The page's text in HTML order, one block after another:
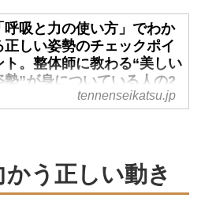
出ることがあるといいます。今
は、姿勢のくずれが引き起こす
の不調と、自然と調和した姿
の考え方をご紹介します。
『天然生活』2025年6月号掲
web
体師の片寄陽平さんに、美しい
勢のつくり方についてうかがい
した。姿勢を整えるカギは意外
も「踏み圧」にあるといいま
年6月号掲載）
呼吸と力の使い方」でわか
正しい姿勢のチェックポイ
ト。整体師に教わる“美しい
勢”が身についている人の2
のサイン／きゆるぎ治療院
勢をつくるための考え方をうか
いました。今回は、正しい姿勢
tennenseikatsu.jp
う正しい動き